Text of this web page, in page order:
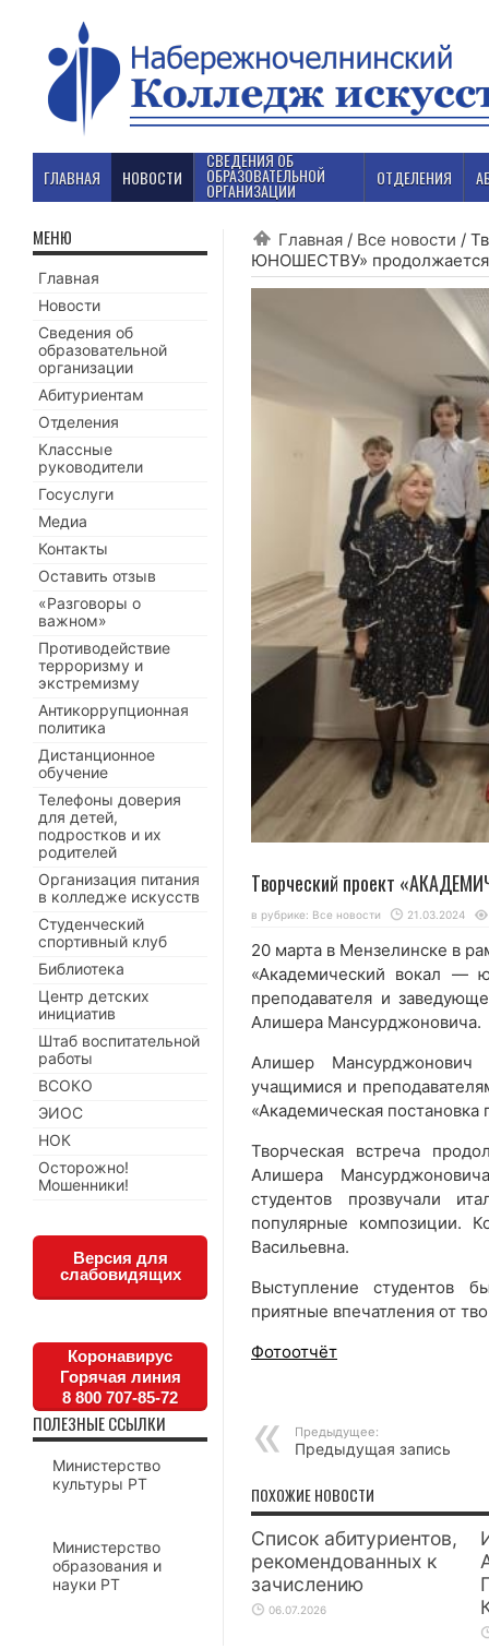
ГЛАВНАЯ НОВОСТИ
СВЕДЕНИЯ ОБ
ОБРАЗОВАТЕЛЬНОЙ
ОРГАНИЗАЦИИ
ОТДЕЛЕНИЯ
Главная / Все новости /
ЮНОШЕСТВУ»
Творческий проект
в рубрике: Все новости 21.03.2024
20 марта в Мензелинске в
«Академический вокал —
преподавателя и
Алишера Мансурджоновича.
Алишер
учащимися и
«Академическая постановка
Творческая встреча
Алишера
студентов прозвучали
популярные композиции.
Васильевна.
Выступление студентов
приятные впечатления от
Фотоотчёт
Предыдущее:
Предыдущая запись
ПОХОЖИЕ НОВОСТИ
Список абитуриентов,
рекомендованных к
зачислению
06.07.2026
МЕНЮ
Главная
Новости
Сведения об
образовательной
организации
Абитуриентам
Отделения
Классные
руководители
Госуслуги
Медиа
Контакты
Оставить отзыв
«Разговоры о
важном»
Противодействие
терроризму и
экстремизму
Антикоррупционная
политика
Дистанционное
обучение
Телефоны доверия
для детей,
подростков и их
родителей
Организация питания
в колледже искусств
Студенческий
спортивный клуб
Библиотека
Центр детских
инициатив
Штаб воспитательной
работы
ВСОКО
ЭИОС
НОК
Осторожно!
Мошенники!
Версия для
слабовидящих
Коронавирус
Горячая линия
8 800 707-85-72
ПОЛЕЗНЫЕ ССЫЛКИ
Министерство
культуры РТ
Министерство
образования и
науки РТ